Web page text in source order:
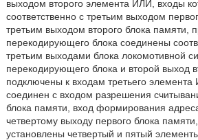
выходом второго элемента ИЛИ, входы
соответственно с третьим выходом
третьим выходом второго блока памяти,
перекодирующего блока соединены
третьим выходами блока локомотивной
перекодирующего блока и второй выход
подключены к входам третьего элемента
соединен с входом разрешения
блока памяти, вход формирования
четвертому выходу первого блока
установлены четвертый и пятый